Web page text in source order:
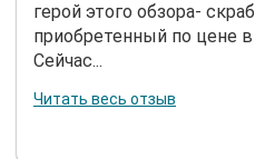
герой этого обзора-
приобретенный по цене в
Сейчас...
Читать весь отзыв